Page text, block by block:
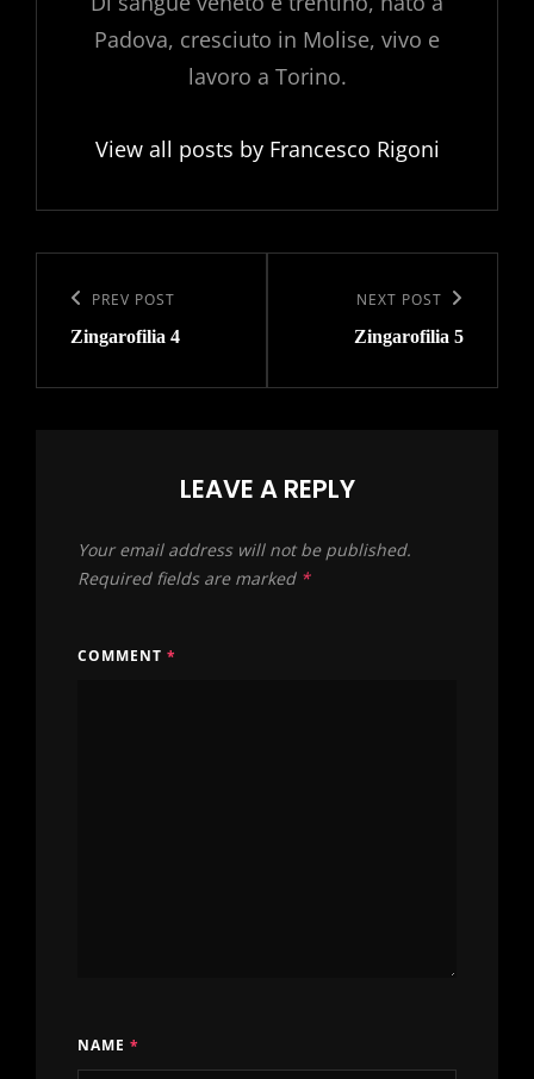
Padova, cresciuto in Molise, vivo e
lavoro a Torino.
View all posts by Francesco Rigoni
navigation
Previous
Post
PREV POST
Zingarofilia 4
NEXT POST
Zingarofilia 5
LEAVE A REPLY
Your email address will not be published.
Required fields are marked *
COMMENT *
NAME *